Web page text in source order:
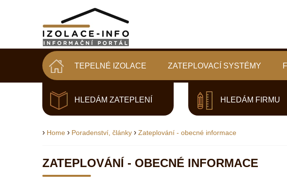
TEPELNÉ IZOLACE ZATEPLOVACÍ SYSTÉMY
HLEDÁM ZATEPLENÍ HLEDÁM FIRMU
› Home › Poradenství, články › Zateplování - obecné informace
ZATEPLOVÁNÍ - OBECNÉ INFORMACE